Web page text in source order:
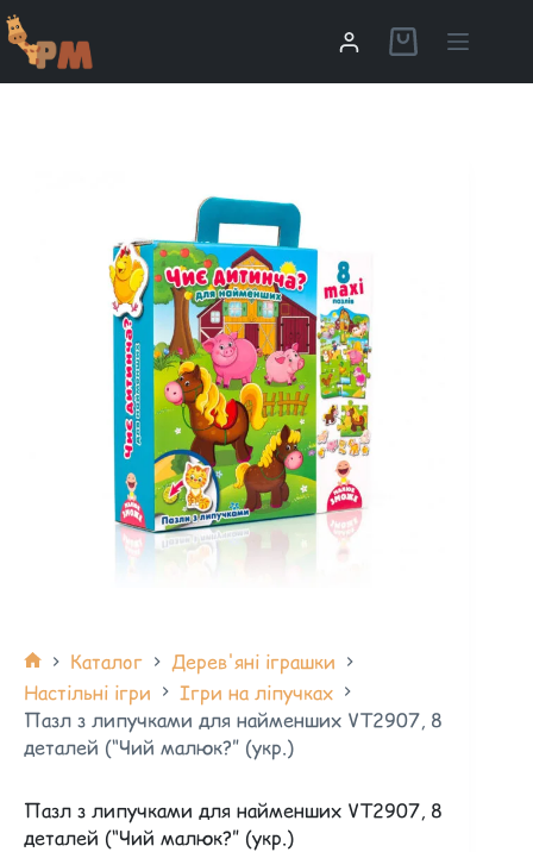
Каталог
Дерев'яні іграшки
Настільні ігри
Ігри на ліпучках
Пазл з липучками для найменших VT2907, 8
деталей (“Чий малюк?” (укр.)
Пазл з липучками для найменших VT2907, 8
деталей (“Чий малюк?” (укр.)